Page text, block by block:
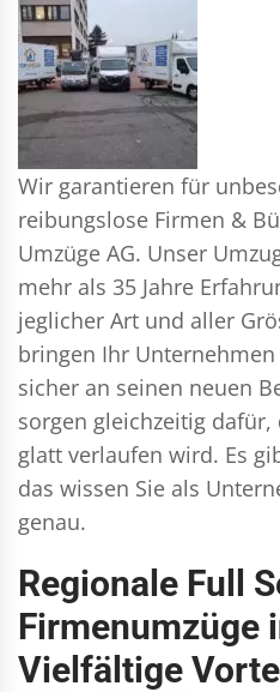
Wir garantieren für
reibungslose Firmen &
Umzüge AG. Unser
mehr als 35 Jahre
jeglicher Art und aller
bringen Ihr
sicher an seinen neuen
sorgen gleichzeitig
glatt verlaufen wird. Es
das wissen Sie als
genau.
Regionale Full
Firmenumzüge
Vielfältige